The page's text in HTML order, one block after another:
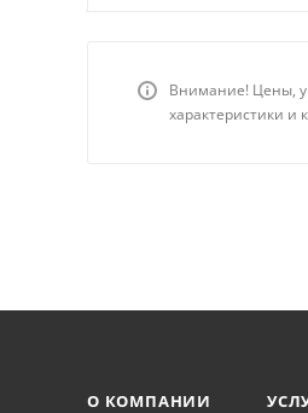
Внимание! Цены,
характеристики и
О КОМПАНИИ